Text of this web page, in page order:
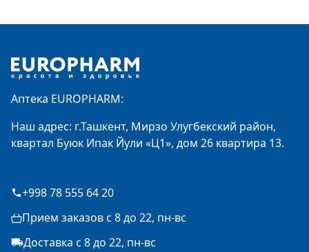
Аптека EUROPHARM:
Наш адрес: г.Ташкент, Мирзо Улугбекский район,
квартал Буюк Ипак Йули «Ц1», дом 26 квартира 13.
+998 78 555 64 20
Прием заказов с 8 до 22, пн-вс
Доставка с 8 до 22, пн-вс